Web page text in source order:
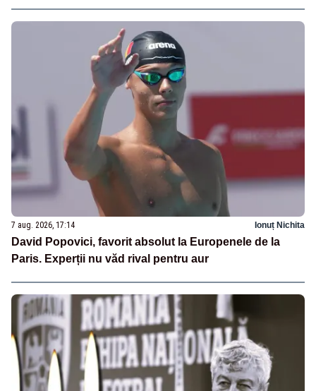
7 aug. 2026, 17:14 Ionuț Nichita
David Popovici, favorit absolut la Europenele de la
Paris. Experții nu văd rival pentru aur